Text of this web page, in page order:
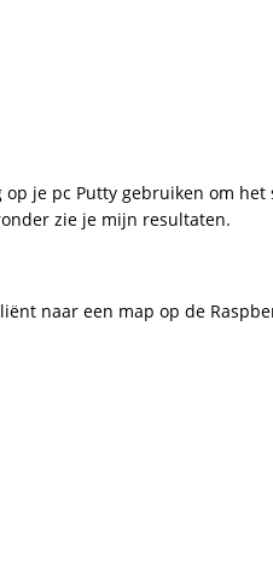
je pc Putty gebruiken om het
zie je mijn resultaten.
naar een map op de